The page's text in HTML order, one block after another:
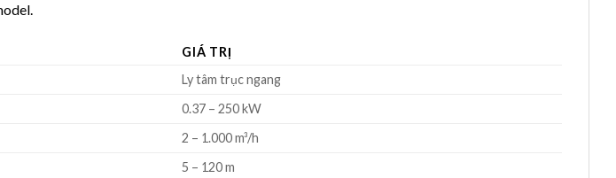
GIÁ TRỊ
Ly tâm trục ngang
0.37 – 250 kW
2 – 1.000 m³/h
5 – 120 m